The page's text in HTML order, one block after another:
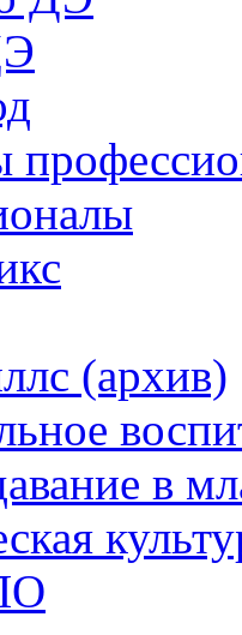
(архив)
в